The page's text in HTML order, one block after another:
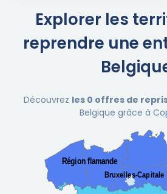
Explorer les
reprendre une
Découvrez les 0 offres de
Belgique grâce à Co
Région flamande
Bruxelles-Capitale